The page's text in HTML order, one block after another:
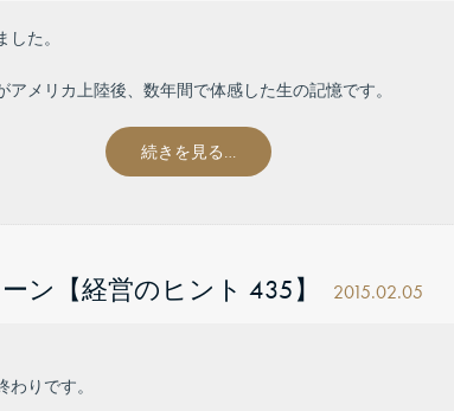
た。
メリカ上陸後、数年間で体感した生の記憶です。
続きを見る…
ン【経営のヒント 435】 2015.02.05
りです。